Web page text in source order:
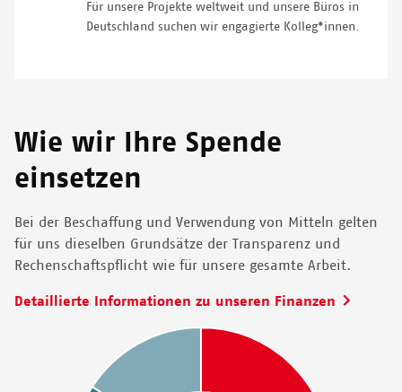
Für unsere Projekte weltweit und unsere Büros in
Deutschland suchen wir engagierte Kolleg*innen.
Wie wir Ihre Spende
einsetzen
Bei der Beschaffung und Verwendung von Mitteln gelten
für uns dieselben Grundsätze der Transparenz und
Rechenschaftspflicht wie für unsere gesamte Arbeit.
Detaillierte Informationen zu unseren Finanzen